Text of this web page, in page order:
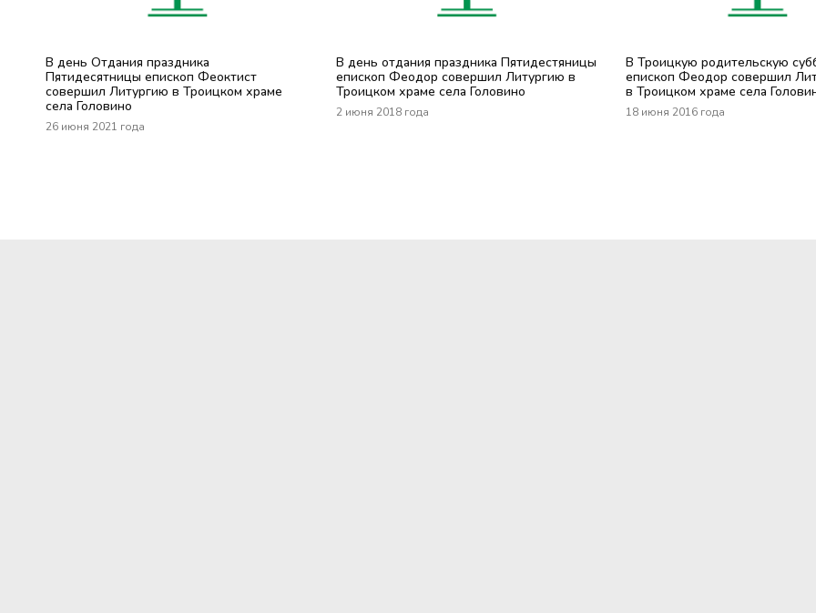
В день Отдания праздника
Пятидесятницы епископ Феоктист
совершил Литургию в Троицком храме
села Головино
26 июня 2021 года
В день отдания праздника Пятидестяницы
епископ Феодор совершил Литургию в
Троицком храме села Головино
2 июня 2018 года
В Троицкую родительскую
епископ Феодор совершил
в Троицком храме села
18 июня 2016 года